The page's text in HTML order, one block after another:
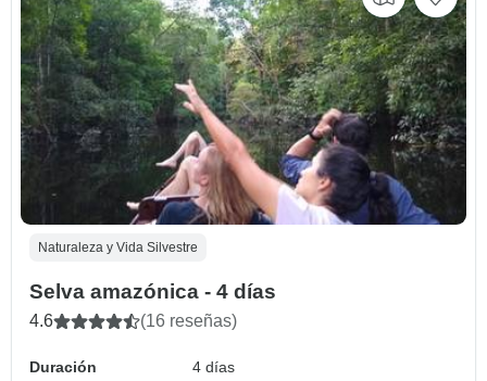
Naturaleza y Vida Silvestre
Selva amazónica - 4 días
4.6 (16 reseñas)
Duración
4 días